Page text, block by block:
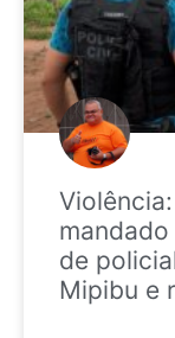
de
Mipibu e